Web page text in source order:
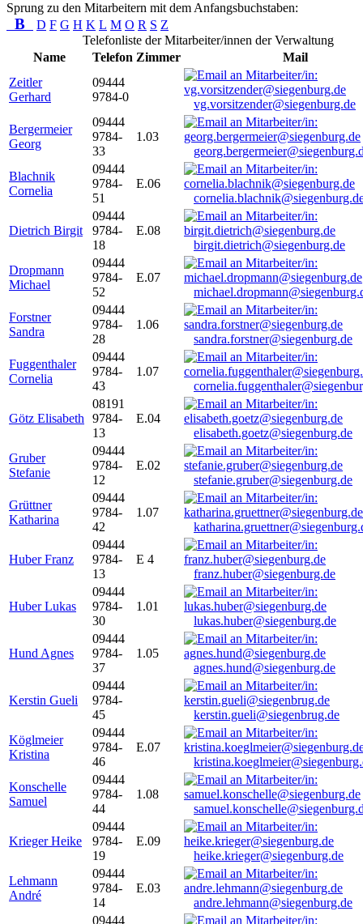
Sprung zu den Mitarbeitern mit dem Anfangsbuchstaben:
B D F G H K L M O R S Z
Telefonliste der Mitarbeiter/innen der Verwaltung
Name
Telefon Zimmer
Mail
Zeitler
Gerhard
09444
9784-0
vg.vorsitzender@siegenburg.de
Bergermeier
Georg
09444
9784-
33
1.03
Blachnik
Cornelia
09444
9784-
51
E.06
Dietrich Birgit
09444
9784-
18
E.08
birgit.dietrich@siegenburg.de
Dropmann
Michael
09444
9784-
52
E.07
Forstner
Sandra
09444
9784-
28
1.06
sandra.forstner@siegenburg.de
Fuggenthaler
Cornelia
09444
9784-
43
1.07
Götz Elisabeth
08191
9784-
13
E.04
elisabeth.goetz@siegenburg.de
Gruber
Stefanie
09444
9784-
12
E.02
stefanie.gruber@siegenburg.de
Grüttner
Katharina
09444
9784-
42
1.07
Huber Franz
09444
9784-
13
E 4
franz.huber@siegenburg.de
Huber Lukas
09444
9784-
30
1.01
lukas.huber@siegenburg.de
Hund Agnes
09444
9784-
37
1.05
agnes.hund@siegenburg.de
Kerstin Gueli
09444
9784-
45
kerstin.gueli@siegenbrug.de
Köglmeier
Kristina
09444
9784-
46
E.07
Konschelle
Samuel
09444
9784-
44
1.08
Krieger Heike
09444
9784-
19
E.09
heike.krieger@siegenburg.de
Lehmann
André
09444
9784-
14
E.03
andre.lehmann@siegenburg.de
09444